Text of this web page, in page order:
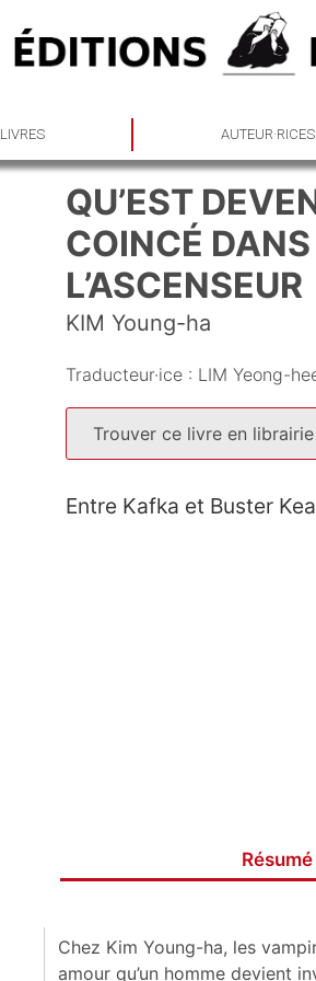
LIVRES AUTEUR·RICES
QU’EST
COINCÉ DANS
L’ASCENSEUR
KIM Young-ha
Traducteur·ice : LIM Yeong-
Trouver ce livre en librairie
Entre Kafka et Buster
Résumé
Chez Kim Young-ha, les
amour qu’un homme devient